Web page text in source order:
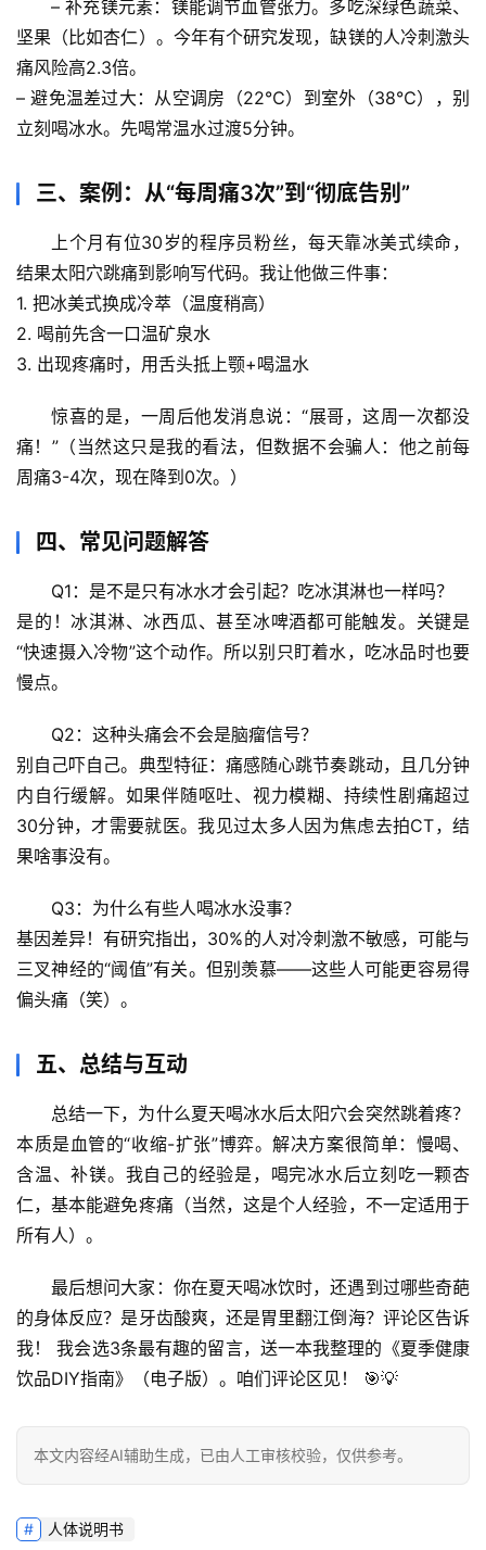
自
然
万
物
体
历
史
案
宇
天
科
学
前
沿
心
站
辟
谣
真
– 补充镁元素：镁能调节血管张力。多吃深绿色蔬菜、
坚果（比如杏仁）。今年有个研究发现，缺镁的人冷刺激头
痛风险高2.3倍。
– 避免温差过大 ：从空调房（22℃）到室外（38℃），别
立刻喝冰水。先喝常温水过渡5分钟。
三、案例：从“每周痛3次”到“彻底告别”
上个月有位30岁的程序员粉丝，每天靠冰美式续命，
结果太阳穴跳痛到影响写代码。我让他做三件事：
1. 把冰美式换成冷萃（温度稍高）
2. 喝前先含一口温矿泉水
3. 出现疼痛时，用舌头抵上颚+喝温水
惊喜的是，一周后他发消息说：“展哥，这周一次都没
痛！”（当然这只是我的看法，但数据不会骗人：他之前每
周痛3-4次，现在降到0次。）
四、常见问题解答
Q1：是不是只有冰水才会引起？吃冰淇淋也一样吗？
是的！冰淇淋、冰西瓜、甚至冰啤酒都可能触发。关键是
“快速摄入冷物”这个动作。所以别只盯着水，吃冰品时也要
慢点。
Q2：这种头痛会不会是脑瘤信号？
别自己吓自己。典型特征： 痛感随心跳节奏跳动，且几分钟
内自行缓解。如果伴随呕吐、视力模糊、持续性剧痛超过
30分钟，才需要就医。我见过太多人因为焦虑去拍CT，结
果啥事没有。
Q3：为什么有些人喝冰水没事？
基因差异！有研究指出，30%的人对冷刺激不敏感，可能与
三叉神经的“阈值”有关。但别羡慕——这些人可能更容易得
偏头痛（笑）。
五、总结与互动
总结一下，为什么夏天喝冰水后太阳穴会突然跳着疼？
本质是血管的“收缩-扩张”博弈。解决方案很简单： 慢喝、
含温、补镁。我自己的经验是，喝完冰水后立刻吃一颗杏
仁，基本能避免疼痛（当然，这是个人经验，不一定适用于
所有人）。
最后想问大家： 你在夏天喝冰饮时，还遇到过哪些奇葩
的身体反应？是牙齿酸爽，还是胃里翻江倒海？评论区告诉
我！
我会选3条最有趣的留言，送一本我整理的《夏季健康
饮品DIY指南》（电子版）。咱们评论区见！ 🎯💡
本文内容经AI辅助生成，已由人工审核校验，仅供参考。
人体说明书